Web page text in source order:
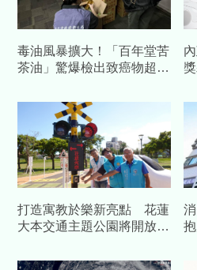
毒油風暴擴大！「百年堂苦
茶油」驚爆檢出致癌物超
打造寓教於樂新亮點 花蓮
大本交通主題公園將開放體